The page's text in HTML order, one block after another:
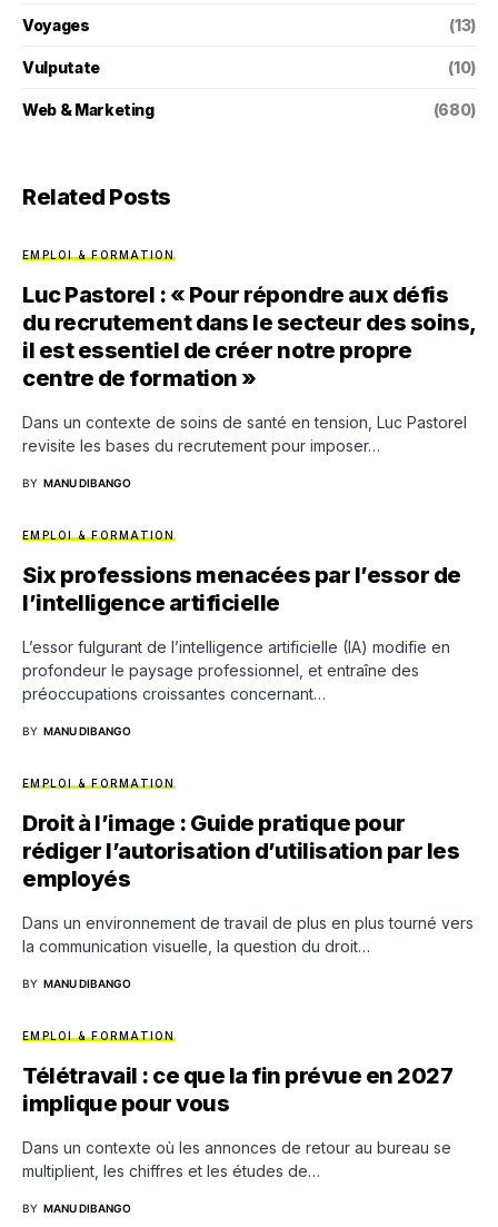
Voyages (13)
Vulputate (10)
Web & Marketing (680)
Related Posts
EMPLOI & FORMATION
Luc Pastorel : « Pour répondre aux défis
du recrutement dans le secteur des soins,
il est essentiel de créer notre propre
centre de formation »
Dans un contexte de soins de santé en tension, Luc Pastorel
revisite les bases du recrutement pour imposer…
BY MANU DIBANGO
EMPLOI & FORMATION
Six professions menacées par l’essor de
l’intelligence artificielle
L’essor fulgurant de l’intelligence artificielle (IA) modifie en
profondeur le paysage professionnel, et entraîne des
préoccupations croissantes concernant…
BY MANU DIBANGO
EMPLOI & FORMATION
Droit à l’image : Guide pratique pour
rédiger l’autorisation d’utilisation par les
employés
Dans un environnement de travail de plus en plus tourné vers
la communication visuelle, la question du droit…
BY MANU DIBANGO
EMPLOI & FORMATION
Télétravail : ce que la fin prévue en 2027
implique pour vous
Dans un contexte où les annonces de retour au bureau se
multiplient, les chiffres et les études de…
BY MANU DIBANGO